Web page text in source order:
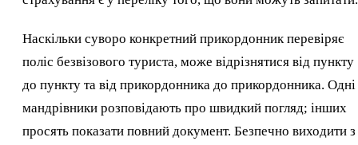
Наскільки суворо конкретний прикордонник перевіряє
поліс безвізового туриста, може відрізнятися від пункту
до пункту та від прикордонника до прикордонника. Одні
мандрівники розповідають про швидкий погляд; інших
просять показати повний документ. Безпечно виходити з